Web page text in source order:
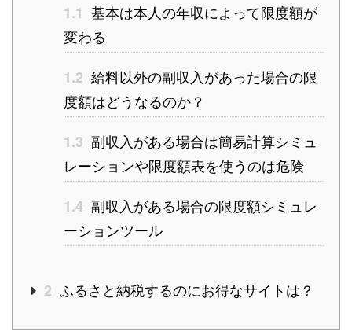
1.1 基本は本人の年収によって限度額が
変わる
1.2 給料以外の副収入があった場合の限
度額はどうなるのか？
1.3 副収入がある場合は簡易計算シミュ
レーションや限度額表を使うのは危険
1.4 副収入がある場合の限度額シミュレ
ーションツール
2 ふるさと納税するのにお得なサイトは？